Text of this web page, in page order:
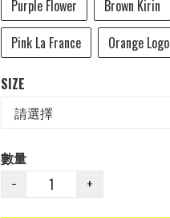
Purple Flower
Brown Kirin
Pink La France
Orange Logo
SIZE
數量
−
+